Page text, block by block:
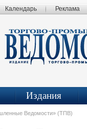
Календарь Реклама
Издания
Ведомости» (ТПВ)